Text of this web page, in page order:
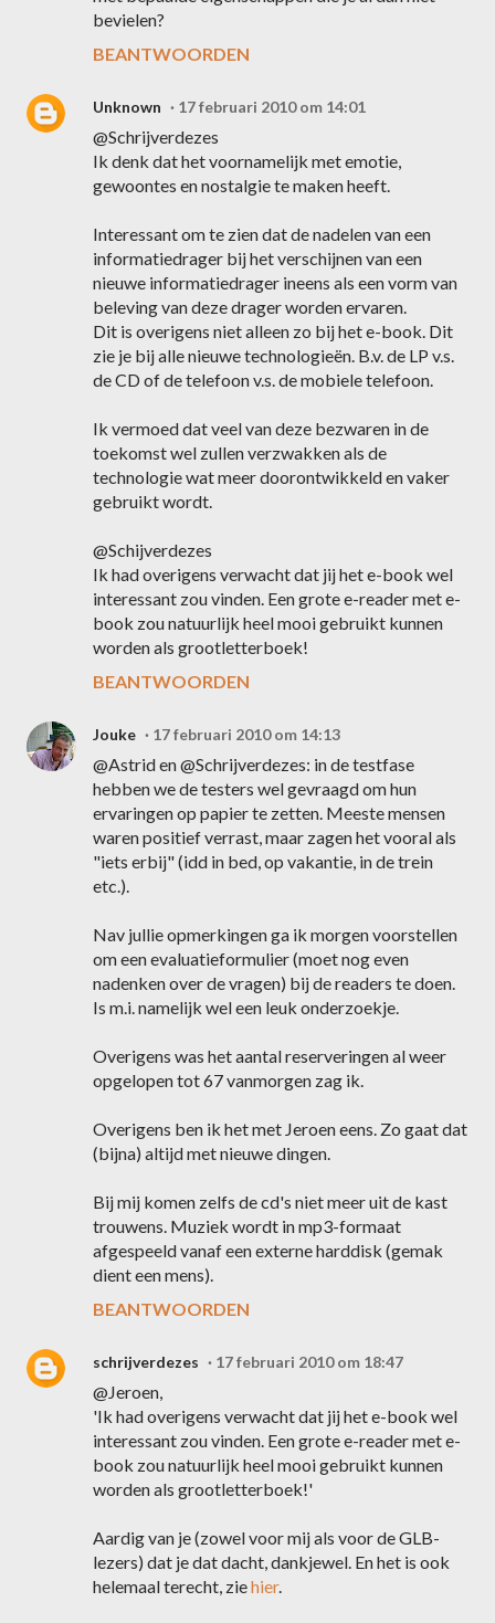
bevielen?
BEANTWOORDEN
Unknown 17 februari 2010 om 14:01
@Schrijverdezes
Ik denk dat het voornamelijk met emotie,
gewoontes en nostalgie te maken heeft.
Interessant om te zien dat de nadelen van een
informatiedrager bij het verschijnen van een
nieuwe informatiedrager ineens als een vorm van
beleving van deze drager worden ervaren.
Dit is overigens niet alleen zo bij het e-book. Dit
zie je bij alle nieuwe technologieën. B.v. de LP v.s.
de CD of de telefoon v.s. de mobiele telefoon.
Ik vermoed dat veel van deze bezwaren in de
toekomst wel zullen verzwakken als de
technologie wat meer doorontwikkeld en vaker
gebruikt wordt.
@Schijverdezes
Ik had overigens verwacht dat jij het e-book wel
interessant zou vinden. Een grote e-reader met e-
book zou natuurlijk heel mooi gebruikt kunnen
worden als grootletterboek!
BEANTWOORDEN
Jouke 17 februari 2010 om 14:13
@Astrid en @Schrijverdezes: in de testfase
hebben we de testers wel gevraagd om hun
ervaringen op papier te zetten. Meeste mensen
waren positief verrast, maar zagen het vooral als
"iets erbij" (idd in bed, op vakantie, in de trein
etc.).
Nav jullie opmerkingen ga ik morgen voorstellen
om een evaluatieformulier (moet nog even
nadenken over de vragen) bij de readers te doen.
Is m.i. namelijk wel een leuk onderzoekje.
Overigens was het aantal reserveringen al weer
opgelopen tot 67 vanmorgen zag ik.
Overigens ben ik het met Jeroen eens. Zo gaat dat
(bijna) altijd met nieuwe dingen.
Bij mij komen zelfs de cd's niet meer uit de kast
trouwens. Muziek wordt in mp3-formaat
afgespeeld vanaf een externe harddisk (gemak
dient een mens).
BEANTWOORDEN
schrijverdezes 17 februari 2010 om 18:47
@Jeroen,
'Ik had overigens verwacht dat jij het e-book wel
interessant zou vinden. Een grote e-reader met e-
book zou natuurlijk heel mooi gebruikt kunnen
worden als grootletterboek!'
Aardig van je (zowel voor mij als voor de GLB-
lezers) dat je dat dacht, dankjewel. En het is ook
helemaal terecht, ziehier.